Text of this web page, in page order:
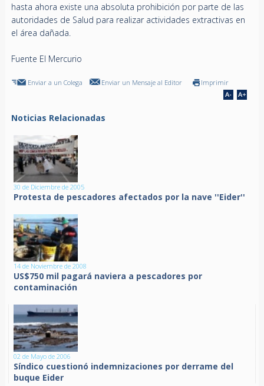
hasta ahora existe una absoluta prohibición por parte de las
autoridades de Salud para realizar actividades extractivas en
el área dañada.
Fuente El Mercurio
Enviar a un Colega Enviar un Mensaje al Editor Imprimir
Noticias Relacionadas
30 de Diciembre de 2005
Protesta de pescadores afectados por la nave ''Eider''
14 de Noviembre de 2008
US$750 mil pagará naviera a pescadores por
contaminación
02 de Mayo de 2006
Síndico cuestionó indemnizaciones por derrame del
buque Eider